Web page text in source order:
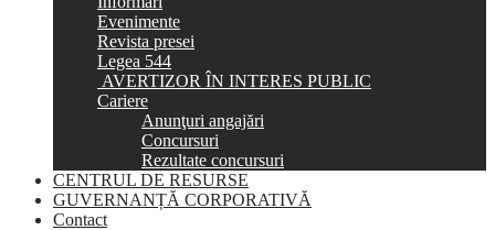
Evenimente
Revista presei
Legea 544
AVERTIZOR ÎN INTERES PUBLIC
Cariere
Anunţuri angajări
Concursuri
Rezultate concursuri
CENTRUL DE RESURSE
GUVERNANȚĂ CORPORATIVĂ
Contact